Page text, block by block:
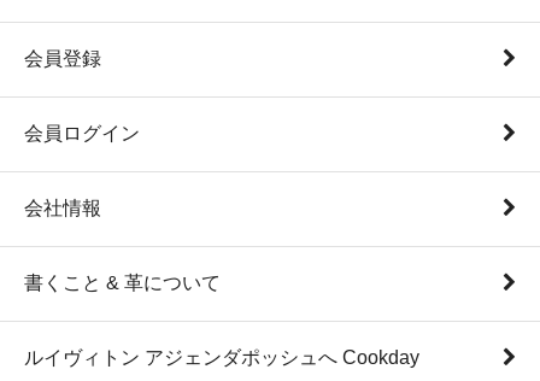
会員登録
会員ログイン
会社情報
書くこと & 革について
ルイヴィトン アジェンダポッシュへ Cookday